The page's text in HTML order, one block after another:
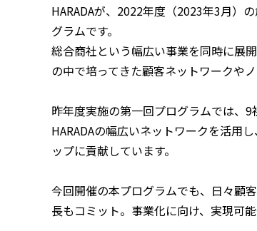
HARADAが、2022年度（2023年3月）
グラムです。
総合商社という幅広い事業を同時に展
の中で培ってきた顧客ネットワークや
昨年度実施の第一回プログラムでは、9
HARADAの幅広いネットワークを活用
ップに貢献しています。
今回開催の本プログラムでも、日々顧
長もコミット。事業化に向け、実現可